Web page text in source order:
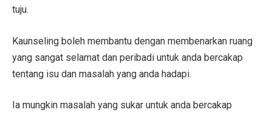
tuju.
Kaunseling boleh membantu dengan membenarkan ruang
yang sangat selamat dan peribadi untuk anda bercakap
tentang isu dan masalah yang anda hadapi.
Ia mungkin masalah yang sukar untuk anda bercakap